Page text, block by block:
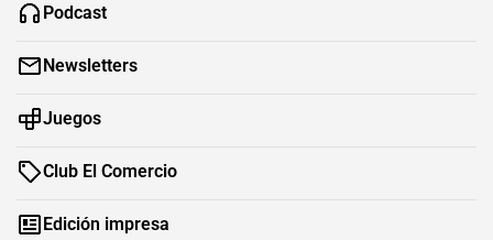
Podcast
Newsletters
Juegos
Club El Comercio
Edición impresa